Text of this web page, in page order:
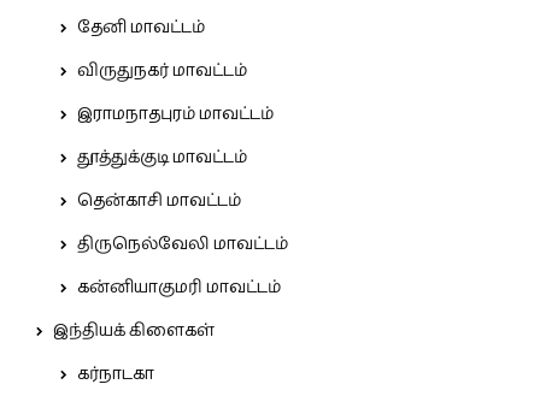
தேனி மாவட்டம்
விருதுநகர் மாவட்டம்
இராமநாதபுரம் மாவட்டம்
தூத்துக்குடி மாவட்டம்
தென்காசி மாவட்டம்
திருநெல்வேலி மாவட்டம்
கன்னியாகுமரி மாவட்டம்
இந்தியக் கிளைகள்
கர்நாடகா